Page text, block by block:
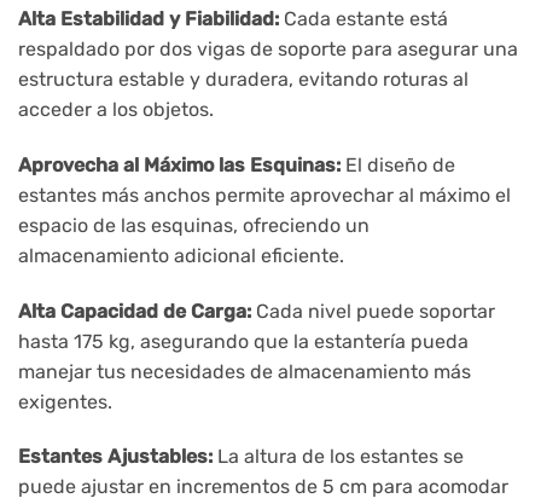
Alta Estabilidad y Fiabilidad: Cada estante está
respaldado por dos vigas de soporte para asegurar una
estructura estable y duradera, evitando roturas al
acceder a los objetos.
Aprovecha al Máximo las Esquinas: El diseño de
estantes más anchos permite aprovechar al máximo el
espacio de las esquinas, ofreciendo un
almacenamiento adicional eficiente.
Alta Capacidad de Carga: Cada nivel puede soportar
hasta 175 kg, asegurando que la estantería pueda
manejar tus necesidades de almacenamiento más
exigentes.
Estantes Ajustables: La altura de los estantes se
puede ajustar en incrementos de 5 cm para acomodar